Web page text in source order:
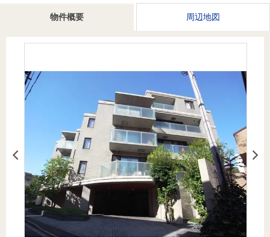
す
投
資
物
探
す
事業
用物
探す
購入向け
サービス
住宅ロー
ンシミュ
レーショ
住まい1プ
ラス（お
役立ちコ
ラム）
時手
取り
試算
サービス
周辺相場
検索
住まい1プ
ラス（お
役立ちコ
ラム）
住まいと
暮らしの
税金の本
売却ガイ
リリース
会社案内
ック版）
会員ページ物件概要 周辺地図